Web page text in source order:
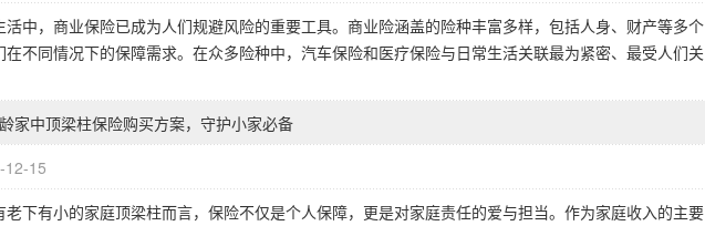
活中，商业保险已成为人们规避风险的重要工具。商业险涵盖的险种丰富多样，包括人身、财产等多个
在不同情况下的保障需求。在众多险种中，汽车保险和医疗保险与日常生活关联最为紧密、最受人们关
家中顶梁柱保险购买方案，守护小家必备
12-15
老下有小的家庭顶梁柱而言，保险不仅是个人保障，更是对家庭责任的爱与担当。作为家庭收入的主要